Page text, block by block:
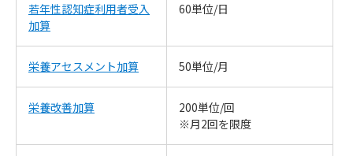
若年性認知症利用者受入
加算
60単位/日
栄養アセスメント加算 50単位/月
栄養改善加算
200単位/回
※月2回を限度